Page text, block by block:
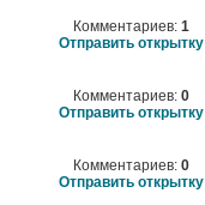
Комментариев: 1
Отправить открытку
Комментариев: 0
Отправить открытку
Комментариев: 0
Отправить открытку